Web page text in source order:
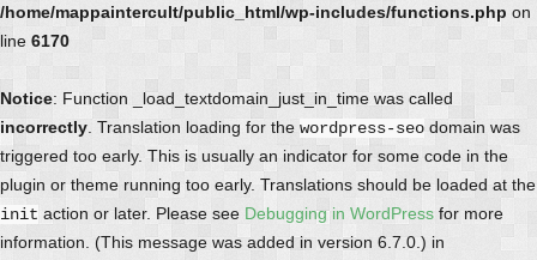
/home/mappaintercult/public_html/wp-includes/functions.php on
line 6170
Notice: Function _load_textdomain_just_in_time was called
incorrectly . Translation loading for the wordpress-seo domain was
triggered too early. This is usually an indicator for some code in the
plugin or theme running too early. Translations should be loaded at the
init action or later. Please see Debugging in WordPress for more
information. (This message was added in version 6.7.0.) in